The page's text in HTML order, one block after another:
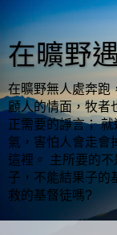
在曠野
在曠野無人處奔跑
顧人的情面，牧者
正需要的諍言；
氣，害怕人會走會
這裡。 主所要的
子，不能結果子的
救的基督徒嗎?